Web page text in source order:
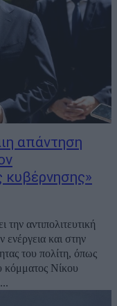
απάντηση
κυβέρνησης»
αντιπολιτευτική
ενέργεια και στην
του πολίτη, όπως
κόμματος Νίκου
ΤΑ ΝΕΑ. Ο...